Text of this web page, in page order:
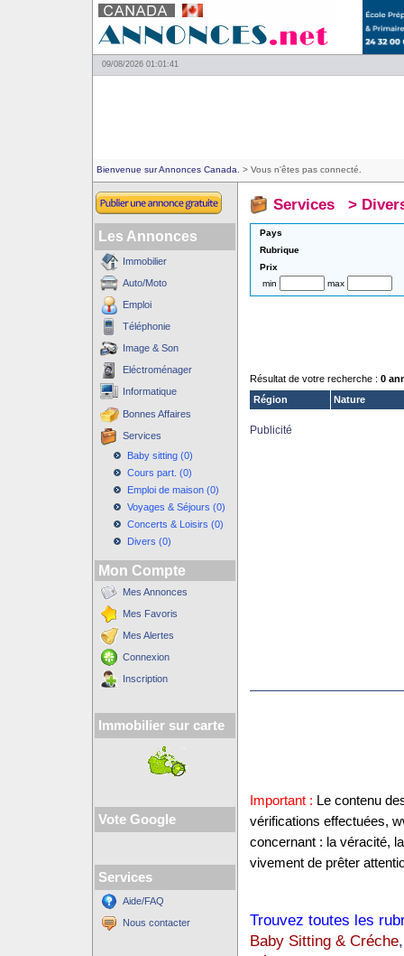
09/08/2026 01:01:41
Bienvenue sur Annonces Canada. > Vous n'êtes pas connecté.
Les Annonces
Immobilier
Auto/Moto
Emploi
Téléphonie
Image & Son
Eléctroménager
Informatique
Bonnes Affaires
Services
Baby sitting (0)
Cours part. (0)
Emploi de maison (0)
Voyages & Séjours (0)
Concerts & Loisirs (0)
Divers (0)
Mon Compte
Mes Annonces
Mes Favoris
Mes Alertes
Connexion
Inscription
Immobilier sur carte
Vote Google
Services
Aide/FAQ
Nous contacter
Services >
Pays
Rubrique
Prix
min
max
Résultat de votre recherche : 0
Région
Nature
Publicité
Important : Le contenu
vérifications effectuées,
concernant : la véracité,
vivement de prêter
Trouvez toutes les
Baby Sitting & Créche